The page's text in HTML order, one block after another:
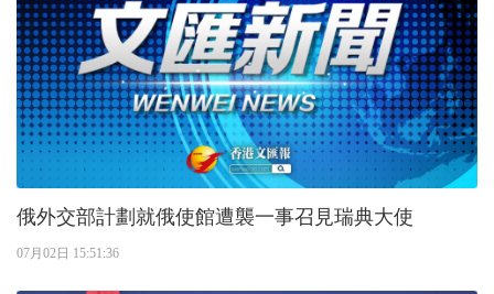
俄外交部計劃就俄使館遭襲一事召見瑞典大使
07月02日 15:51:36